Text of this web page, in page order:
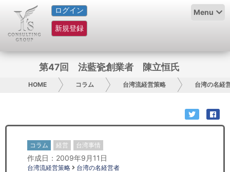
ログイン
新規登録
Menu
HOME
サービス紹介
グループ概要
日本人にPR
第47回 法藍瓷創業者 陳立恒氏
HOME コラム 台湾流経営策略 台湾の名経
コラム 経営 台湾事情
作成日：2009年9月11日
台湾流経営策略 台湾の名経営者